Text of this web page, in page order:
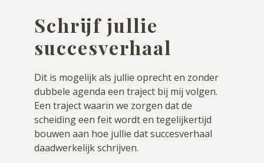
Schrijf jullie
succesverhaal
Dit is mogelijk als jullie oprecht en zonder
dubbele agenda een traject bij mij volgen.
Een traject waarin we zorgen dat de
scheiding een feit wordt en tegelijkertijd
bouwen aan hoe jullie dat succesverhaal
daadwerkelijk schrijven.